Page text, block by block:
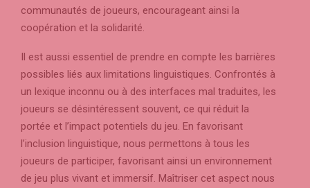
communautés de joueurs, encourageant ainsi la
coopération et la solidarité.
Il est aussi essentiel de prendre en compte les barrières
possibles liés aux limitations linguistiques. Confrontés à
un lexique inconnu ou à des interfaces mal traduites, les
joueurs se désintéressent souvent, ce qui réduit la
portée et l’impact potentiels du jeu. En favorisant
l’inclusion linguistique, nous permettons à tous les
joueurs de participer, favorisant ainsi un environnement
de jeu plus vivant et immersif. Maîtriser cet aspect nous